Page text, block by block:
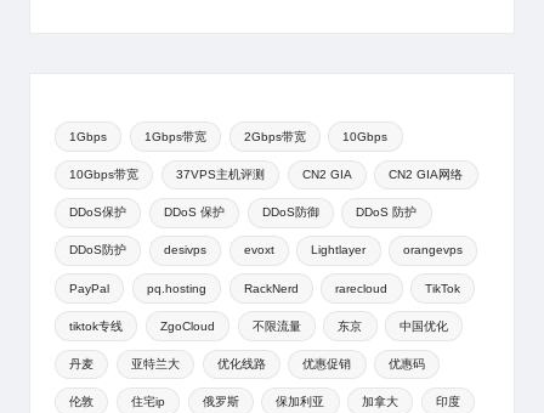
1Gbps 1Gbps带宽 2Gbps带宽 10Gbps
10Gbps带宽 37VPS主机评测 CN2 GIA CN2 GIA网络
DDoS保护 DDoS 保护 DDoS防御 DDoS 防护
DDoS防护 desivps evoxt Lightlayer orangevps
PayPal pq.hosting RackNerd rarecloud TikTok
tiktok专线 ZgoCloud 不限流量 东京 中国优化
丹麦 亚特兰大 优化线路 优惠促销 优惠码
伦敦 住宅ip 俄罗斯 保加利亚 加拿大 印度